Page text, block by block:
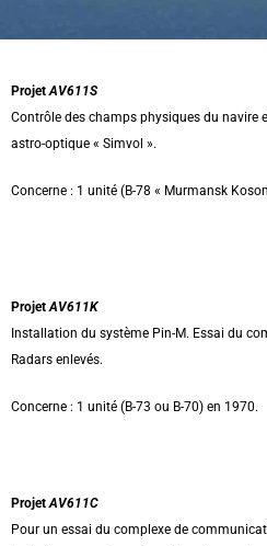
ProjetAV611S
Contrôle des champs physiques du navire
astro-optique « Simvol ».
Concerne : 1 unité (B-78 « Murmansk
ProjetAV611K
Installation du système Pin-M. Essai du
Radars enlevés.
Concerne : 1 unité (B-73 ou B-70) en 1970.
Projet AV611C
Pour un essai du complexe de